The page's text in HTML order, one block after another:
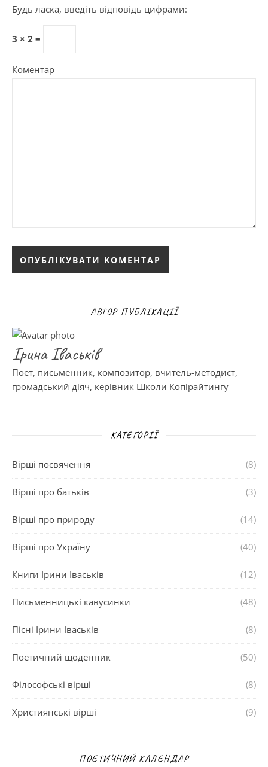
Будь ласка, введіть відповідь цифрами:
3 × 2 =
Коментар
АВТОР ПУБЛІКАЦІЇ
Ірина Іваськів
Поет, письменник, композитор, вчитель-методист,
громадський діяч, керівник Школи Копірайтингу
КАТЕГОРІЇ
Вірші посвячення (8)
Вірші про батьків (3)
Вірші про природу (14)
Вірші про Україну (40)
Книги Ірини Іваськів (12)
Письменницькі кавусинки (48)
Пісні Ірини Іваськів (8)
Поетичний щоденник (50)
Філософські вірші (8)
Християнські вірші (9)
ПОЕТИЧНИЙ КАЛЕНДАР